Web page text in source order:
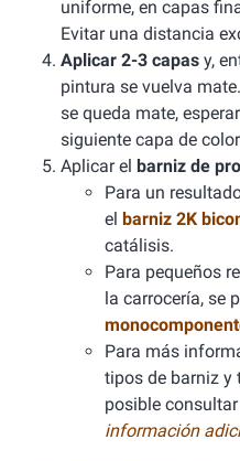
uniforme, en capas
Evitar una distancia
Aplicar 2-3 capas y,
pintura se vuelva
se queda mate,
siguiente capa de
Aplicar el barniz de
Para un
el barniz 2K
catálisis.
Para pequeños
la carrocería, se
Para más
tipos de barniz y
posible
información